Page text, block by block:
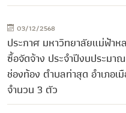
03/12/2568
ประกาศ มหาวิทยาลัยแม่ฟ้าห
ซื้อจัดจ้าง ประจำปีงบประมา
ช่องท้อง ตำบลท่าสุด อำเภอเ
จำนวน 3 ตัว